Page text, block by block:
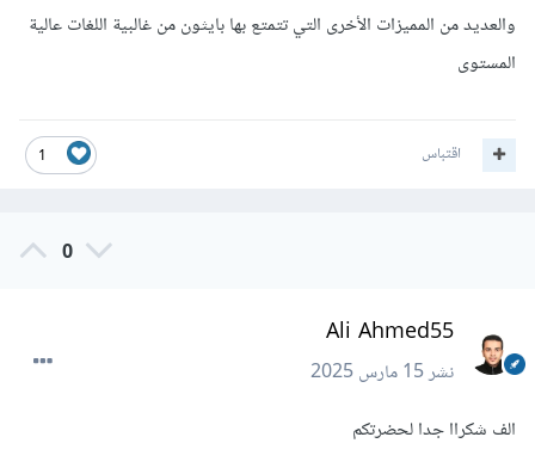
والعديد من المميزات الأخرى التي تتمتع بها بايثون من غالبية اللغات عالية
المستوى
1 اقتباس
0
Ali Ahmed55
نشر15 مارس 2025
الف شكراا جدا لحضرتكم